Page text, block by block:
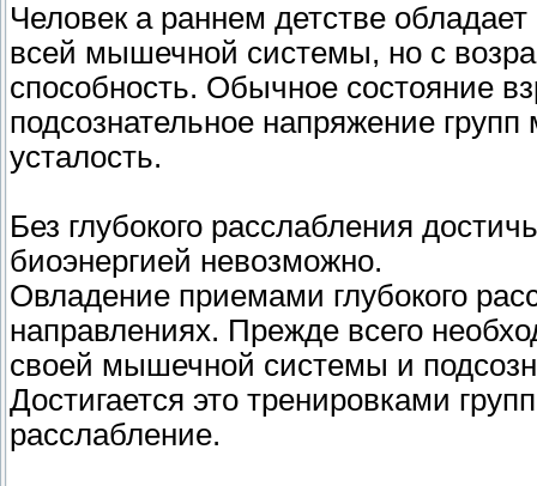
Человек а раннем детстве
всей мышечной системы, но с
способность. Обычное состояние
подсознательное напряжение
усталость.
Без глубокого расслабления
биоэнергией невозможно.
Овладение приемами глубокого
направлениях. Прежде всего
своей мышечной системы и
Достигается это тренировками
расслабление.